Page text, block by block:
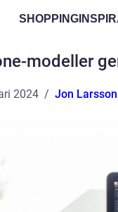
modeller
2024 Jon Larsson